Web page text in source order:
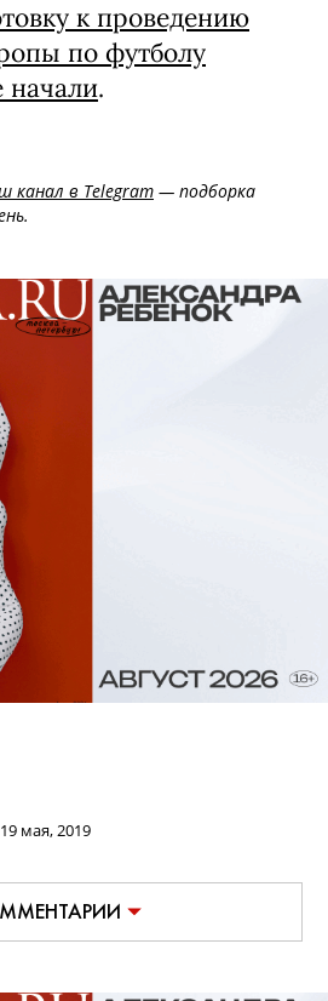
к проведению
по футболу
начали.
канал в Telegram — подборка
19 мая, 2019